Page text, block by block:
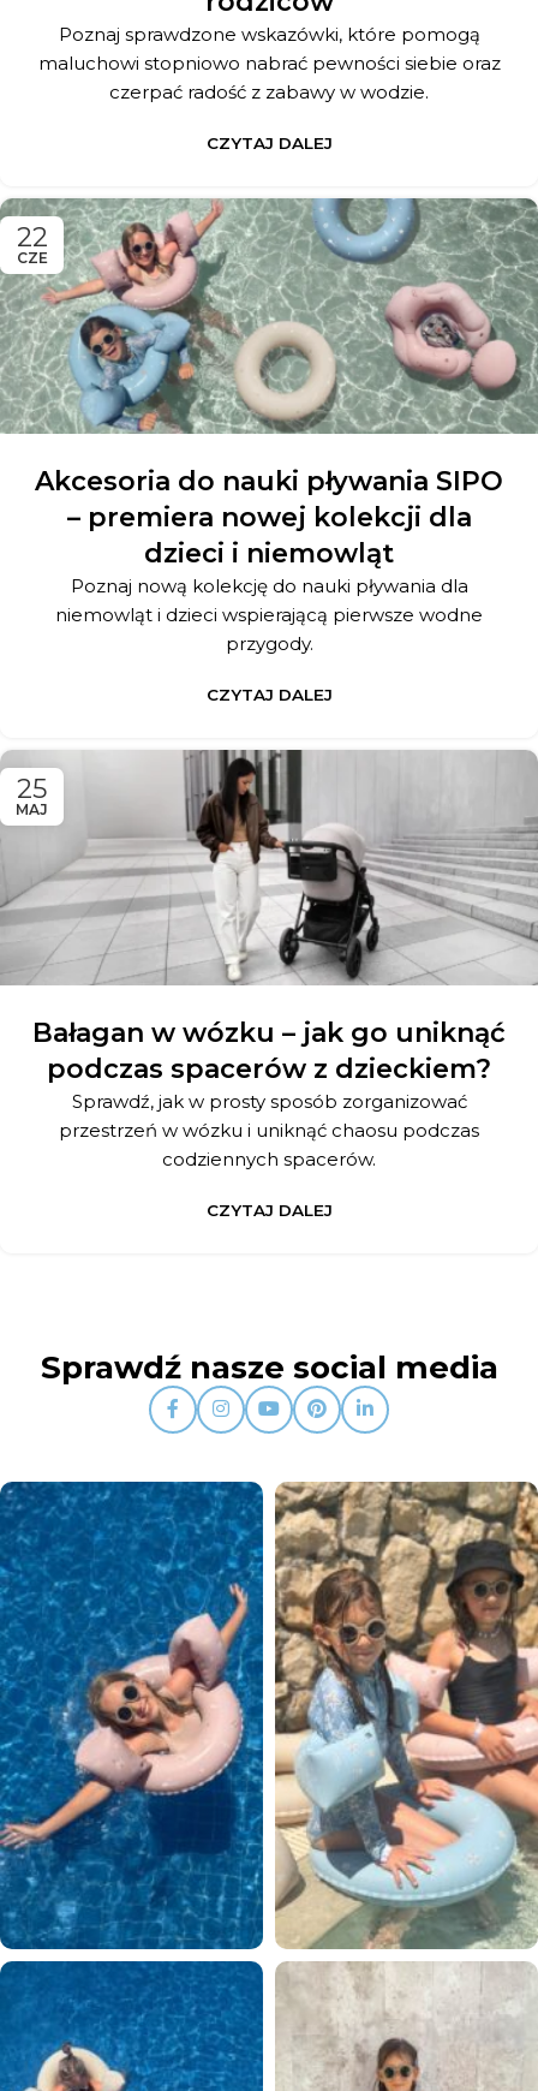
Poznaj sprawdzone wskazówki, które pomogą
maluchowi stopniowo nabrać pewności siebie oraz
czerpać radość z zabawy w wodzie.
CZYTAJ DALEJ
22
CZE
Akcesoria do nauki pływania SIPO
– premiera nowej kolekcji dla
dzieci i niemowląt
Poznaj nową kolekcję do nauki pływania dla
niemowląt i dzieci wspierającą pierwsze wodne
przygody.
CZYTAJ DALEJ
25
MAJ
Bałagan w wózku – jak go uniknąć
podczas spacerów z dzieckiem?
Sprawdź, jak w prosty sposób zorganizować
przestrzeń w wózku i uniknąć chaosu podczas
codziennych spacerów.
CZYTAJ DALEJ
Sprawdź nasze social media